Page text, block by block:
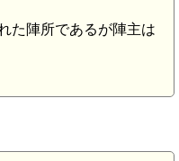
た陣所であるが陣主は